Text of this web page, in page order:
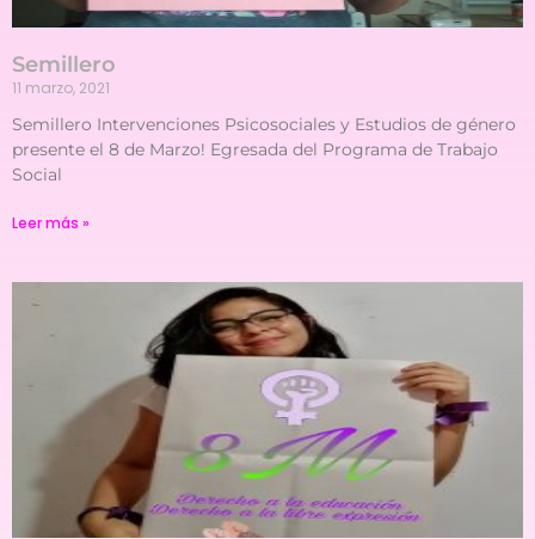
Semillero
11 marzo, 2021
Semillero Intervenciones Psicosociales y Estudios de género
presente el 8 de Marzo! Egresada del Programa de Trabajo
Social
Leer más »